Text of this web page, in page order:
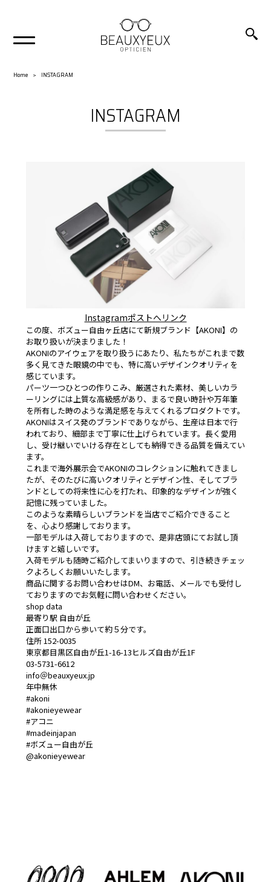
Home INSTAGRAM
INSTAGRAM
Instagramポストへリンク
この度、ボズュー自由ヶ丘店にて新規ブランド【AKONI】の
お取り扱いが決まりました！
AKONIのアイウェアを取り扱うにあたり、私たちがこれまで数
多く見てきた眼鏡の中でも、特に高いデザインクオリティを
感じています。
パーツ一つひとつの作りこみ、厳選された素材、美しいカラ
ーリングには上質な高級感があり、まるで良い時計や万年筆
を所有した時のような満足感を与えてくれるプロダクトです。
AKONIはスイス発のブランドでありながら、生産は日本で行
われており、細部まで丁寧に仕上げられています。長く愛用
し、受け継いでいける存在としても納得できる品質を備えてい
ます。
これまで海外展示会でAKONIのコレクションに触れてきまし
たが、そのたびに高いクオリティとデザイン性、そしてブラ
ンドとしての将来性に心を打たれ、印象的なデザインが強く
記憶に残っていました。
このような素晴らしいブランドを当店でご紹介できること
を、心より感謝しております。
一部モデルは入荷しておりますので、是非店頭にてお試し頂
けますと嬉しいです。
入荷モデルも随時ご紹介してまいりますので、引き続きチェッ
クよろしくお願いいたします。
商品に関するお問い合わせはDM、お電話、メールでも受付し
ておりますのでお気軽に問い合わせください。
shop data
最寄り駅 自由が丘
正面口出口から歩いて約５分です。
住所 152-0035
東京都目黒区自由が丘1-16-13ヒルズ自由が丘1F
03-5731-6612
info＠beauxyeux.jp
年中無休
#akoni
#akonieyewear
#アコニ
#madeinjapan
#ボズュー自由が丘
@akonieyewear